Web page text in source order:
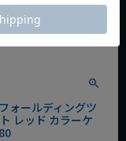
ォールディングツ
レッド カラーケ